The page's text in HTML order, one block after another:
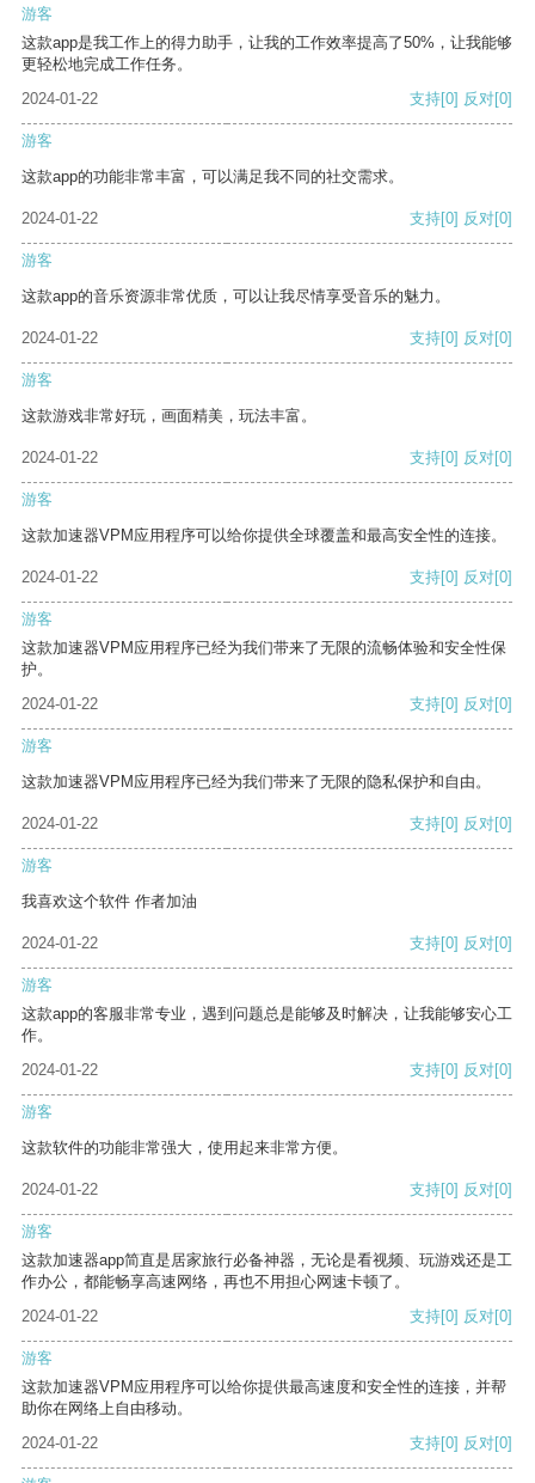
游客
这款app是我工作上的得力助手，让我的工作效率提高了50%，让我能够
更轻松地完成工作任务。
2024-01-22
支持[0] 反对[0]
游客
这款app的功能非常丰富，可以满足我不同的社交需求。
2024-01-22 支持[0] 反对[0]
游客
这款app的音乐资源非常优质，可以让我尽情享受音乐的魅力。
2024-01-22 支持[0] 反对[0]
游客
这款游戏非常好玩，画面精美，玩法丰富。
2024-01-22 支持[0] 反对[0]
游客
这款加速器VPM应用程序可以给你提供全球覆盖和最高安全性的连接。
2024-01-22 支持[0] 反对[0]
游客
这款加速器VPM应用程序已经为我们带来了无限的流畅体验和安全性保
护。
2024-01-22
支持[0] 反对[0]
游客
这款加速器VPM应用程序已经为我们带来了无限的隐私保护和自由。
2024-01-22 支持[0] 反对[0]
游客
我喜欢这个软件 作者加油
2024-01-22 支持[0] 反对[0]
游客
这款app的客服非常专业，遇到问题总是能够及时解决，让我能够安心工
作。
2024-01-22
支持[0] 反对[0]
游客
这款软件的功能非常强大，使用起来非常方便。
2024-01-22 支持[0] 反对[0]
游客
这款加速器app简直是居家旅行必备神器，无论是看视频、玩游戏还是工
作办公，都能畅享高速网络，再也不用担心网速卡顿了。
2024-01-22
支持[0] 反对[0]
游客
这款加速器VPM应用程序可以给你提供最高速度和安全性的连接，并帮
助你在网络上自由移动。
2024-01-22
支持[0] 反对[0]